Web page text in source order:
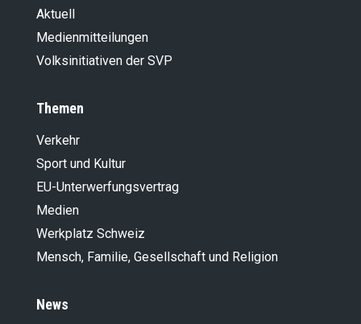
Aktuell
Medienmitteilungen
Volksinitiativen der SVP
Themen
Verkehr
Sport und Kultur
EU-Unterwerfungsvertrag
Medien
Werkplatz Schweiz
Mensch, Familie, Gesellschaft und Religion
News